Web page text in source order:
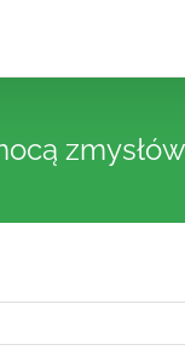
zmysłów